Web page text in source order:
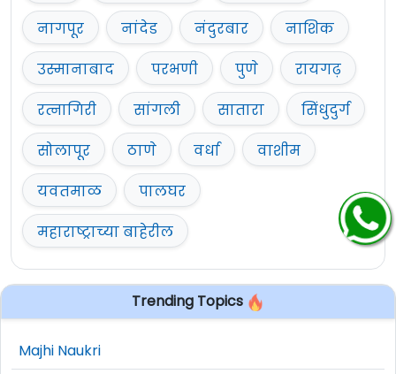
नागपूर
नांदेड नंदुरबार
नाशिक
उस्मानाबाद
परभणी पुणे
रायगढ़
रत्नागिरी
सांगली सातारा
सिंधुदुर्ग
सोलापूर
ठाणे वर्धा
वाशीम
यवतमाळ
पालघर
महाराष्ट्राच्या बाहेरील
Trending Topics
Majhi Naukri